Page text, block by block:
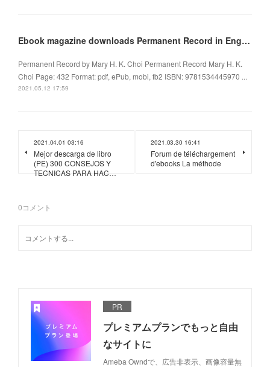
Ebook magazine downloads Permanent Record in English CHM 9781534445970 by Mary H. K. Choi
Permanent Record by Mary H. K. Choi Permanent Record Mary H. K.
Choi Page: 432 Format: pdf, ePub, mobi, fb2 ISBN: 9781534445970 ...
2021.05.12 17:59
2021.04.01 03:16
Mejor descarga de libro
(PE) 300 CONSEJOS Y
TECNICAS PARA HAC…
2021.03.30 16:41
Forum de téléchargement
d'ebooks La méthode
0コメント
PR
プレミアムプランでもっと自由
なサイトに
Ameba Owndで、広告非表示、画像容量無